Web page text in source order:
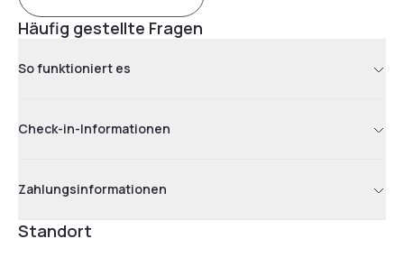
Häufig gestellte Fragen
So funktioniert es
Check-in-Informationen
Zahlungsinformationen
Standort